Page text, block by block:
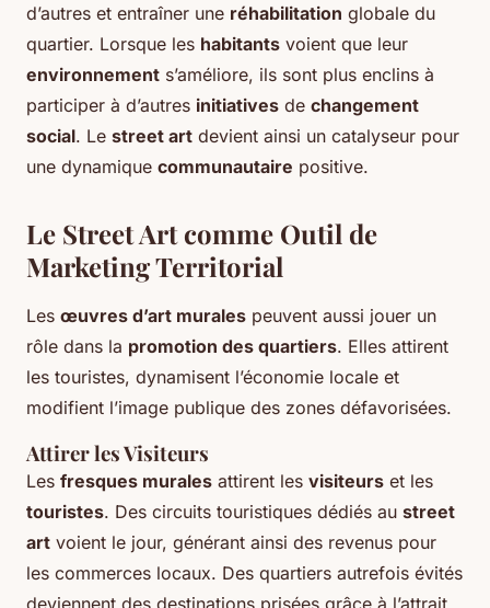
d’autres et entraîner une réhabilitation globale du
quartier. Lorsque les habitants voient que leur
environnement s’améliore, ils sont plus enclins à
participer à d’autres initiatives de changement
social. Le street art devient ainsi un catalyseur pour
une dynamique communautaire positive.
Le Street Art comme Outil de
Marketing Territorial
Les œuvres d’art murales peuvent aussi jouer un
rôle dans la promotion des quartiers. Elles attirent
les touristes, dynamisent l’économie locale et
modifient l’image publique des zones défavorisées.
Attirer les Visiteurs
Les fresques murales attirent les visiteurs et les
touristes. Des circuits touristiques dédiés au street
art voient le jour, générant ainsi des revenus pour
les commerces locaux. Des quartiers autrefois évités